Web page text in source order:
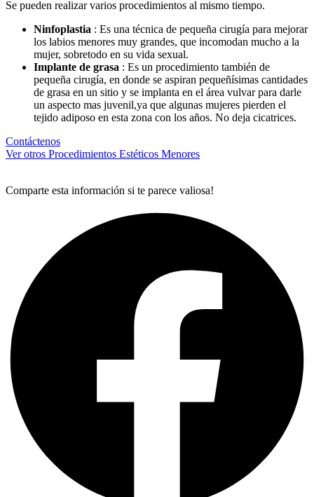
Se pueden realizar varios procedimientos al mismo tiempo.
Ninfoplastia : Es una técnica de pequeña cirugía para mejorar
los labios menores muy grandes, que incomodan mucho a la
mujer, sobretodo en su vida sexual.
Implante de grasa : Es un procedimiento también de
pequeña cirugía, en donde se aspiran pequeñísimas cantidades
de grasa en un sitio y se implanta en el área vulvar para darle
un aspecto mas juvenil,ya que algunas mujeres pierden el
tejido adiposo en esta zona con los años. No deja cicatrices.
Contáctenos
Ver otros Procedimientos Estéticos Menores
Comparte esta información si te parece valiosa!